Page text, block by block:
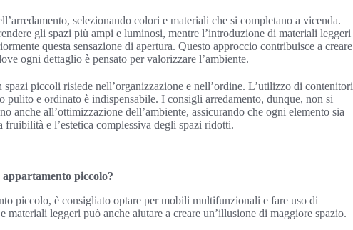
selezionando colori e materiali che si completano a vicenda.
gli spazi più ampi e luminosi, mentre l’introduzione di materiali leggeri
questa sensazione di apertura. Questo approccio contribuisce a creare
ogni dettaglio è pensato per valorizzare l’ambiente.
piccoli risiede nell’organizzazione e nell’ordine. L’utilizzo di contenitori
pulito e ordinato è indispensabile. I consigli arredamento, dunque, non si
anche all’ottimizzazione dell’ambiente, assicurando che ogni elemento sia
e l’estetica complessiva degli spazi ridotti.
appartamento piccolo?
piccolo, è consigliato optare per mobili multifunzionali e fare uso di
leggeri può anche aiutare a creare un’illusione di maggiore spazio.